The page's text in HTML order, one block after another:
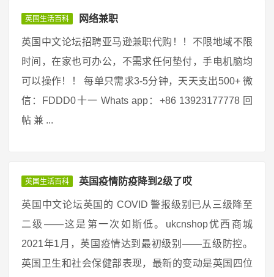
英国生活百科 网络兼职
英国中文论坛招聘亚马逊兼职代购！！不限地域不限
时间，在家也可办公，不需求任何垫付，手电机脑均
可以操作！！ 每单只需求3-5分钟，天天支出500+ 微
信：FDDD0十一 Whats app：+86 13923177778 回
帖 兼 ...
英国生活百科 英国疫情防疫降到2级了哎
英国中文论坛英国的 COVID 警报级别已从三级降至
二级——这是第一次如斯低。ukcnshop优西商城
2021年1月，英国疫情达到最初级别——五级防控。
英国卫生和社会保健部表现，最新的变动是英国四位